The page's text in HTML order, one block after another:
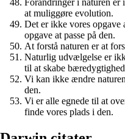
at muliggøre evolution.
Det er ikke vores opgave
opgave at passe på den.
At forstå naturen er at
Naturlig udvælgelse er
til at skabe
Vi kan ikke ændre
den.
Vi er alle egnede til at
finde vores plads i den.